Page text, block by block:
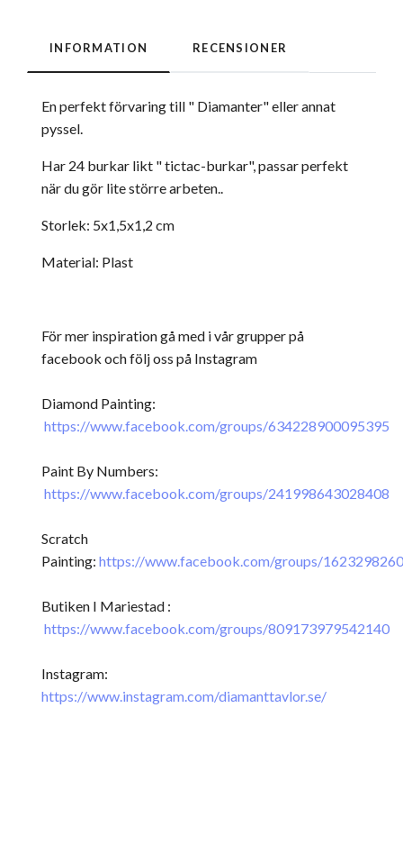
INFORMATION RECENSIONER
En perfekt förvaring till " Diamanter" eller annat
pyssel.
Har 24 burkar likt " tictac-burkar", passar perfekt
när du gör lite större arbeten..
Storlek: 5x1,5x1,2 cm
Material: Plast
För mer inspiration gå med i vår grupper på
facebook och följ oss på Instagram
Diamond Painting:
https://www.facebook.com/groups/634228900095395
Paint By Numbers:
https://www.facebook.com/groups/241998643028408
Scratch
Painting: https://www.facebook.com/groups/
Butiken I Mariestad :
https://www.facebook.com/groups/809173979542140
Instagram:
https://www.instagram.com/diamanttavlor.se/